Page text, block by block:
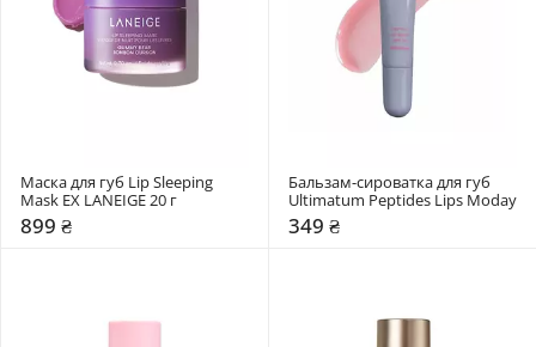
Маска для губ Lip Sleeping
Mask EX LANEIGE 20 г
899 ₴
Бальзам-сироватка для губ
Ultimatum Peptides Lips Moday
349 ₴